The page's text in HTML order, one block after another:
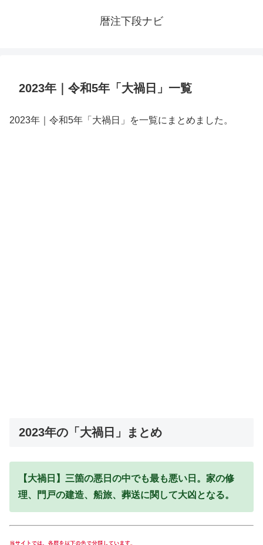
暦注下段ナビ
2023年｜令和5年「大禍日」一覧
2023年｜令和5年「大禍日」を一覧にまとめました。
2023年の「大禍日」まとめ
【大禍日】三箇の悪日の中でも最も悪い日。家の修
理、門戸の建造、船旅、葬送に関して大凶となる。